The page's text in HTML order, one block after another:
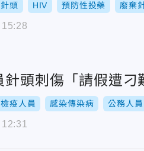
針頭 HIV 預防性投藥 廢棄
針頭刺傷「請假遭
檢疫人員 感染傳染病 公務人員